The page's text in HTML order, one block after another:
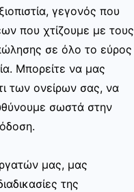
γεγονός που
που χτίζουμε με τους
σε όλο το εύρος
Μπορείτε να μας
των ονείρων σας, να
σωστά στην
μας, μας
της